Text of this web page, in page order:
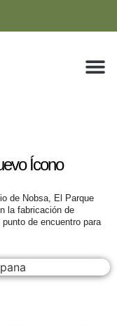
Ícono
de Nobsa, El Parque
la fabricación de
de encuentro para